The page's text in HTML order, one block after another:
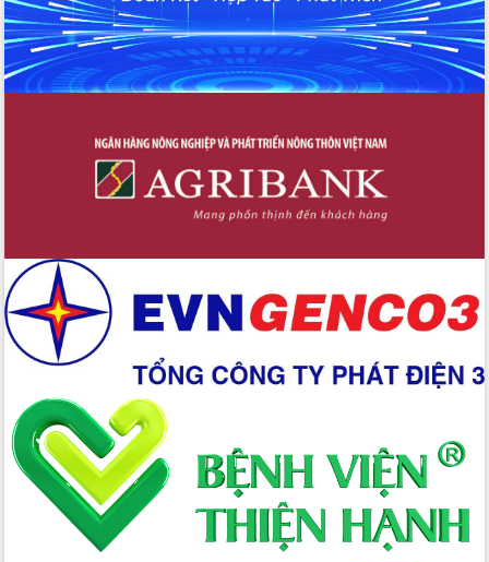
Xây dựng nền hành chính số đồng
hành cùng nông dân dân, doanh nghiệp
Giai đoạn 2026-2030, Đắk Lắk phấn
đấu có 77% xã đạt chuẩn nông thôn
Chuyển đổi số 'mở đường' cho nông
nghiệp Đắk Lắk tăng trưởng bứt phá
Triển khai đồng bộ đo đạc, lập hồ sơ
địa chính, hoàn thiện cơ sở dữ liệu đất
Ứng dụng sinh trắc học - Bước tiến
trong hành trình chuyển đổi số tại Đắk
Lắk
Đắk Lắk nâng cao hiệu quả công tác
Đảng từ Sổ tay đảng viên điện tử
Đắk Lắk đẩy mạnh nuôi biển công
nghệ, hướng tới phát triển thủy sản
bền vững
Tập huấn nâng cao năng lực triển khai
chuyển đổi số cho cán bộ, công chức
cấp xã
Đắk Lắk phát động hưởng ứng Ngày
Quyền của người tiêu dùng Việt Nam